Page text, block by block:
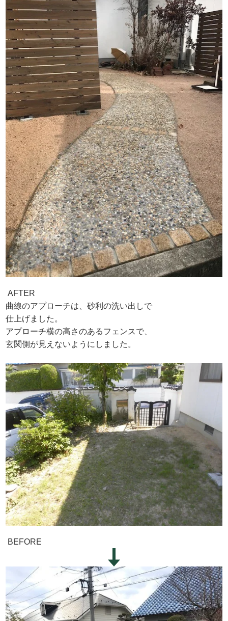
AFTER
曲線のアプローチは、砂利の洗い出しで
仕上げました。
アプローチ横の高さのあるフェンスで、
玄関側が見えないようにしました。
BEFORE